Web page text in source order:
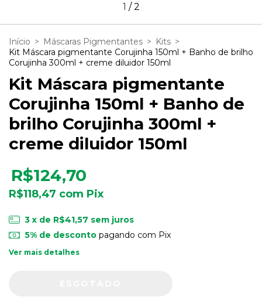
1 /2
Início > Máscaras Pigmentantes > Kits >
Kit Máscara pigmentante Corujinha 150ml + Banho de brilho
Corujinha 300ml + creme diluidor 150ml
Kit Máscara pigmentante
Corujinha 150ml + Banho de
brilho Corujinha 300ml +
creme diluidor 150ml
R$124,70
R$118,47 com Pix
3 x de R$41,57 sem juros
5% de descontopagando com Pix
Ver mais detalhes